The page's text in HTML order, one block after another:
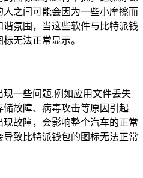
之间可能会因为一些小摩擦而
氛围，当这些软件与比特派钱
无法正常显示。
现一些问题,例如应用文件丢失
故障、病毒攻击等原因引起
故障，会影响整个汽车的正常
致比特派钱包的图标无法正常